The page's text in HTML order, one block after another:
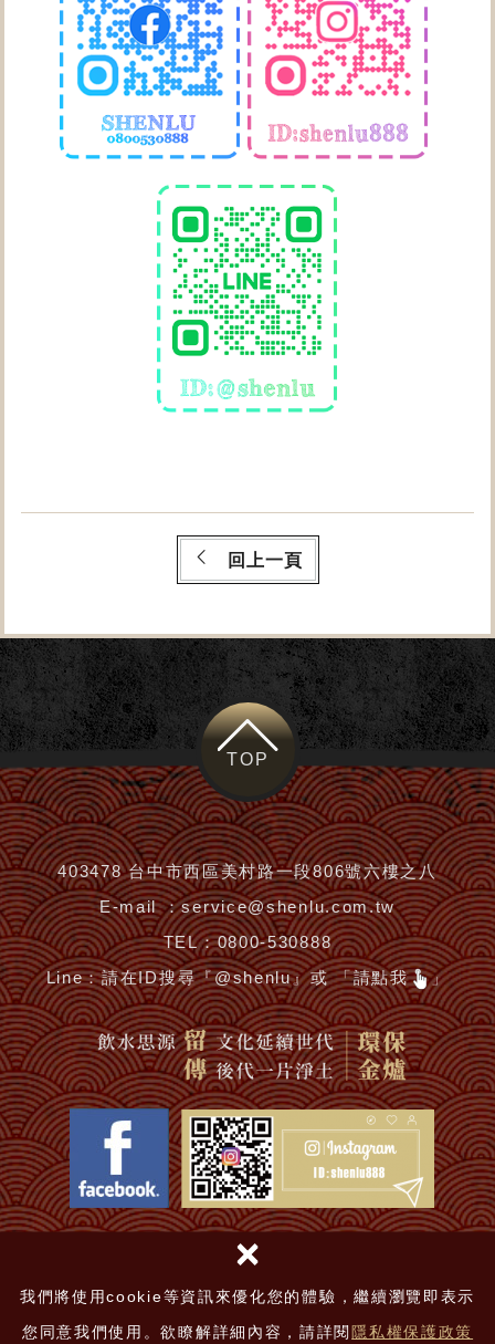
我們將使用cookie等資訊來優化您的體驗，繼續瀏覽即表示
您同意我們使用。欲瞭解詳細內容，請詳閱 隱私權保護政策
×
回上一頁
TOP
403478 台中市西區美村路一段806號六樓之八
E-mail ：service@shenlu.com.tw
TEL：0800-530888
Line：請在ID搜尋『@shenlu』或 「請點我 」
鴻安法律事務所-吳于安律師擔任常年律師顧問
神爐企業有限公司 © 2018|網頁設計 │ 新視野